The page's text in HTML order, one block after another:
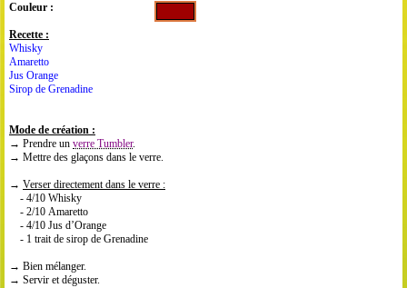
Couleur :
Recette :
Whisky
Amaretto
Jus Orange
Sirop de Grenadine
Mode de création :
→ Prendre un verre Tumbler.
→ Mettre des glaçons dans le verre.
→ Verser directement dans le verre :
- 4/10 Whisky
- 2/10 Amaretto
- 4/10 Jus d’Orange
- 1 trait de sirop de Grenadine
→ Bien mélanger.
→ Servir et déguster.